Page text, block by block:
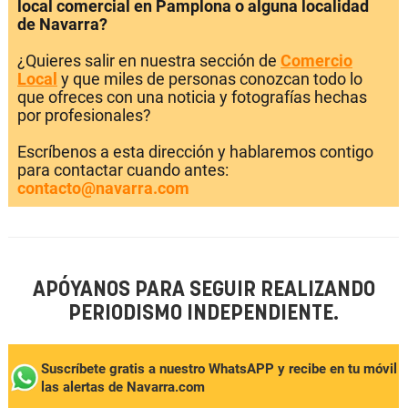
local comercial en Pamplona o alguna localidad
de Navarra?
¿Quieres salir en nuestra sección de Comercio
Local y que miles de personas conozcan todo lo
que ofreces con una noticia y fotografías hechas
por profesionales?
Escríbenos a esta dirección y hablaremos contigo
para contactar cuando antes:
contacto@navarra.com
APÓYANOS PARA SEGUIR REALIZANDO
PERIODISMO INDEPENDIENTE.
Suscríbete gratis a nuestro WhatsAPP y recibe en tu móvil
las alertas de Navarra.com